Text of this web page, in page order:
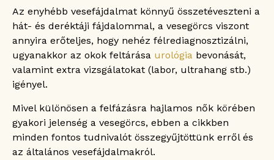
A vesegörcs kezelése
A vesegörcs tüneti kezelése
Gyakran ismételt kérdések
Mi a vesegörcs leggyakoribb oka?
Melyik életkorban fordul elő a
leggyakrabban vesegörcs?
Milyen jellegű fájdalom a vesegörcs?
Miért sugárzik a vesefájdalom gyakran az
alhasba és a lágyékba is?
Mikor okoz influenzaszerű tüneteket a
vesegörcs?
Az enyhébb vesefájdalmat könnyű összetéveszteni a
hát- és deréktáji fájdalommal, a vesegörcs viszont
annyira erőteljes, hogy nehéz félrediagnosztizálni,
ugyanakkor az okok feltárása urológia bevonását,
valamint extra vizsgálatokat (labor, ultrahang stb.)
igényel.
Mivel különösen a felfázásra hajlamos nők körében
gyakori jelenség a vesegörcs, ebben a cikkben
minden fontos tudnivalót összegyűjtöttünk erről és
az általános vesefájdalmakról.